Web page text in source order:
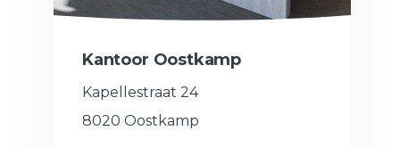
Kantoor Oostkamp
Kapellestraat 24
8020 Oostkamp